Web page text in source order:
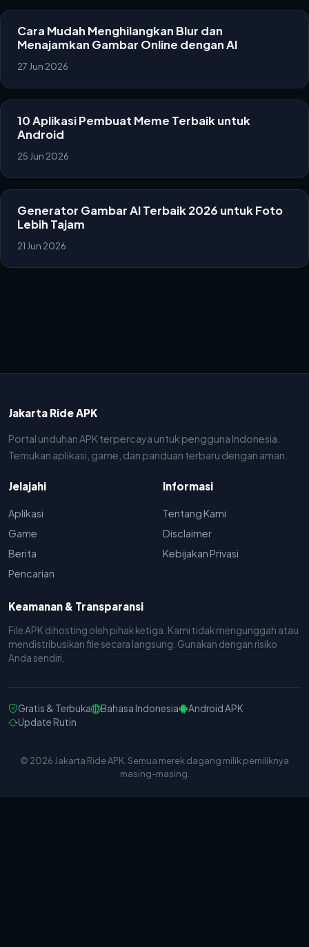
Cara Mudah Menghilangkan Blur dan
Menajamkan Gambar Online dengan AI
27 Jun 2026
10 Aplikasi Pembuat Meme Terbaik untuk
Android
25 Jun 2026
Generator Gambar AI Terbaik 2026 untuk Foto
Lebih Tajam
21 Jun 2026
Jakarta Ride APK
Portal unduhan APK terpercaya untuk pengguna Indonesia.
Temukan aplikasi, game, dan panduan terbaru dengan aman.
Jelajahi
Aplikasi
Game
Berita
Pencarian
Informasi
Tentang Kami
Disclaimer
Kebijakan Privasi
Keamanan & Transparansi
File APK dihosting oleh pihak ketiga. Kami tidak mengunggah atau
mendistribusikan file secara langsung. Gunakan dengan risiko
Anda sendiri.
Gratis & Terbuka Bahasa Indonesia
Android APK
Update Rutin
© 2026 Jakarta Ride APK. Semua merek dagang milik pemiliknya
masing-masing.